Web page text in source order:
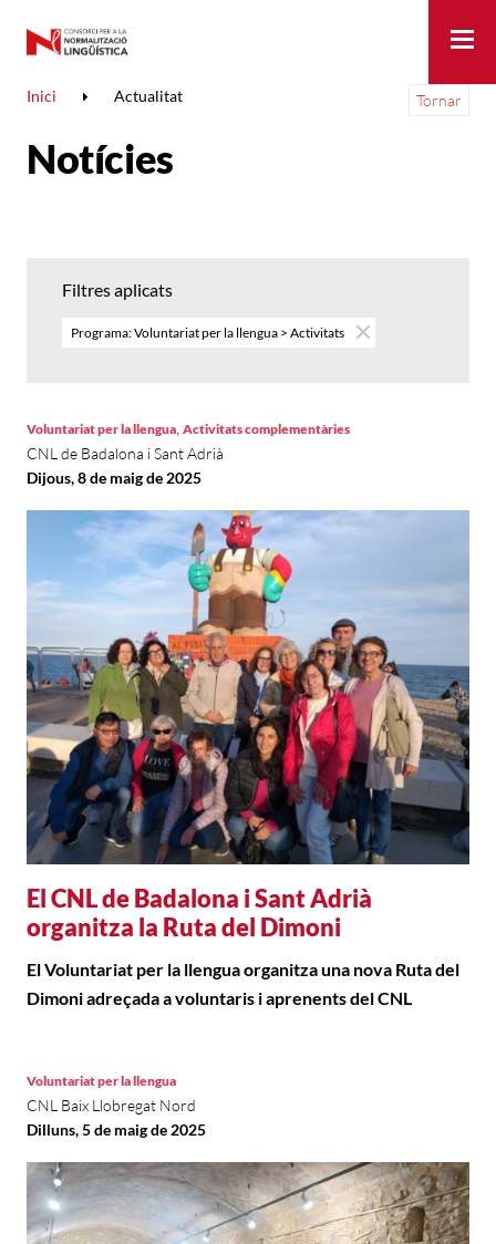
Inici Actualitat Tornar
Notícies
Filtres aplicats
Programa: Voluntariat per la llengua > Activitats
El CNL de Badalona i Sant Adrià
organitza la Ruta del Dimoni
Voluntariat per la llengua, Activitats complementàries
CNL de Badalona i Sant Adrià
Dijous, 8 de maig de 2025
El Voluntariat per la llengua organitza una nova Ruta del
Dimoni adreçada a voluntaris i aprenents del CNL
Voluntariat per la llengua
CNL Baix Llobregat Nord
Dilluns, 5 de maig de 2025